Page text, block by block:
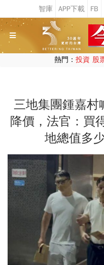
熱門： 投資 股
三地集團鍾嘉村
降價，法官：買
地總值多